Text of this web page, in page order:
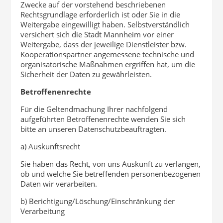
Zwecke auf der vorstehend beschriebenen
Rechtsgrundlage erforderlich ist oder Sie in die
Weitergabe eingewilligt haben. Selbstverständlich
versichert sich die Stadt Mannheim vor einer
Weitergabe, dass der jeweilige Dienstleister bzw.
Kooperationspartner angemessene technische und
organisatorische Maßnahmen ergriffen hat, um die
Sicherheit der Daten zu gewährleisten.
Betroffenenrechte
Für die Geltendmachung Ihrer nachfolgend
aufgeführten Betroffenenrechte wenden Sie sich
bitte an unseren Datenschutzbeauftragten.
a) Auskunftsrecht
Sie haben das Recht, von uns Auskunft zu verlangen,
ob und welche Sie betreffenden personenbezogenen
Daten wir verarbeiten.
b) Berichtigung/Löschung/Einschränkung der
Verarbeitung